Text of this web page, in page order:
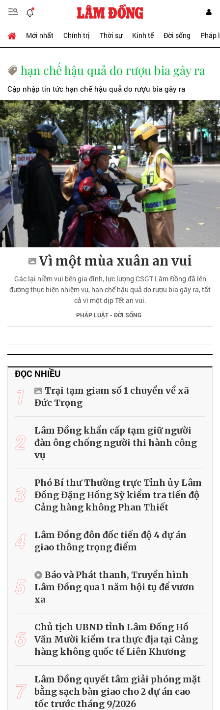
Mới nhất Chính trị Thời sự Kinh tế Đời sống Pháp
hạn chế hậu quả do rượu bia gây ra
Cập nhập tin tức hạn chế hậu quả do rượu bia gây ra
Vì một mùa xuân an vui
Gác lại niềm vui bên gia đình, lực lượng CSGT Lâm Đồng đã lên
đường thực hiện nhiệm vụ, hạn chế hậu quả do rượu bia gây ra, tất
cả vì một dịp Tết an vui.
PHÁP LUẬT - ĐỜI SỐNG
ĐỌC NHIỀU
1
Trại tạm giam số 1 chuyển về xã
Đức Trọng
2
Lâm Đồng khẩn cấp tạm giữ người
đàn ông chống người thi hành công
vụ
3
Phó Bí thư Thường trực Tỉnh ủy Lâm
Đồng Đặng Hồng Sỹ kiểm tra tiến độ
Cảng hàng không Phan Thiết
4
Lâm Đồng đôn đốc tiến độ 4 dự án
giao thông trọng điểm
5
Báo và Phát thanh, Truyền hình
Lâm Đồng qua 1 năm hội tụ để vươn
xa
6
Chủ tịch UBND tỉnh Lâm Đồng Hồ
Văn Mười kiểm tra thực địa tại Cảng
hàng không quốc tế Liên Khương
7
Lâm Đồng quyết tâm giải phóng mặt
bằng sạch bàn giao cho 2 dự án cao
tốc trước tháng 9/2026